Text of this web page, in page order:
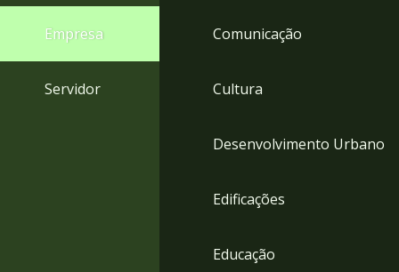
Empresa
Servidor
Comunicação
Cultura
Desenvolvimento Urbano
Edificações
Educação